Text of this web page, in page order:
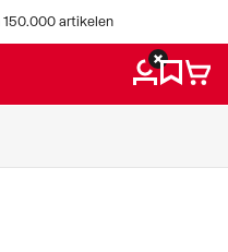
150.000 artikelen